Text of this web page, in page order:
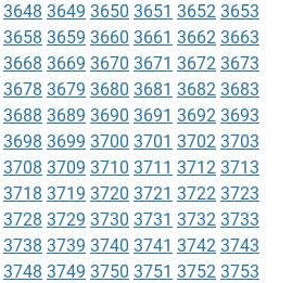
3648 3649 3650 3651 3652 3653
3658 3659 3660 3661 3662 3663
3668 3669 3670 3671 3672 3673
3678 3679 3680 3681 3682 3683
3688 3689 3690 3691 3692 3693
3698 3699 3700 3701 3702 3703
3708 3709 3710 3711 3712 3713
3718 3719 3720 3721 3722 3723
3728 3729 3730 3731 3732 3733
3738 3739 3740 3741 3742 3743
3748 3749 3750 3751 3752 3753